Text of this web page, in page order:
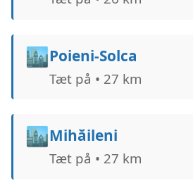
🏙️Poieni-Solca
Tæt på • 27 km
🏙️Mihăileni
Tæt på • 27 km